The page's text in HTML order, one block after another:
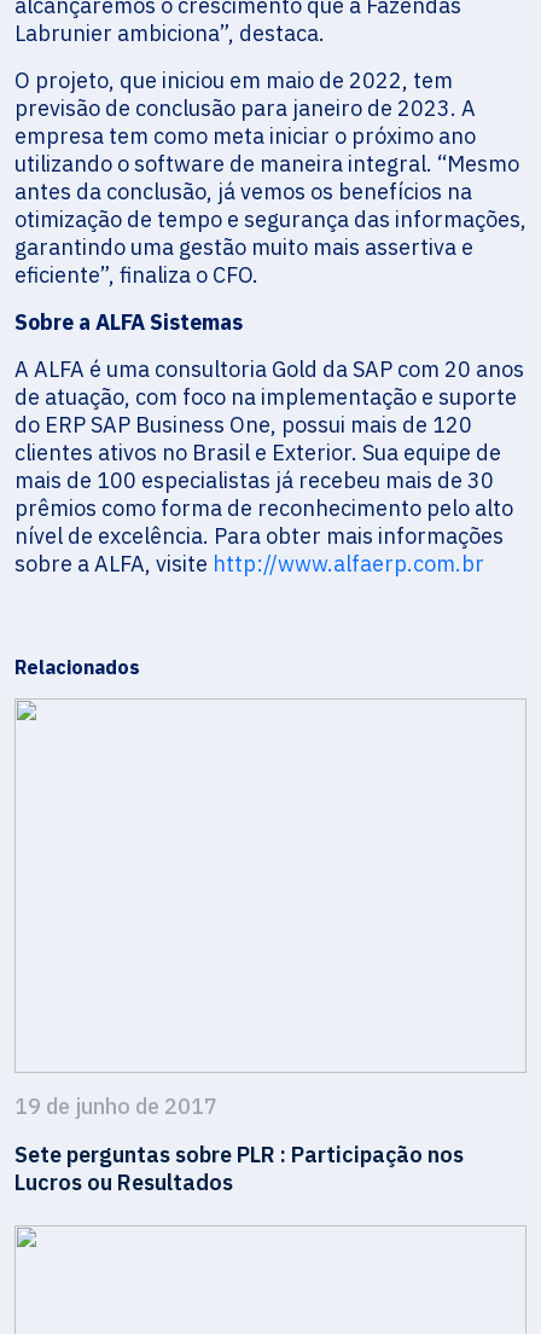
Labrunier ambiciona”, destaca.
O projeto, que iniciou em maio de 2022, tem
previsão de conclusão para janeiro de 2023. A
empresa tem como meta iniciar o próximo ano
utilizando o software de maneira integral. “Mesmo
antes da conclusão, já vemos os benefícios na
otimização de tempo e segurança das informações,
garantindo uma gestão muito mais assertiva e
eficiente”, finaliza o CFO.
Sobre a ALFA Sistemas
A ALFA é uma consultoria Gold da SAP com 20 anos
de atuação, com foco na implementação e suporte
do ERP SAP Business One, possui mais de 120
clientes ativos no Brasil e Exterior. Sua equipe de
mais de 100 especialistas já recebeu mais de 30
prêmios como forma de reconhecimento pelo alto
nível de excelência. Para obter mais informações
sobre a ALFA, visite http://www.alfaerp.com.br
Relacionados
19 de junho de 2017
Sete perguntas sobre PLR : Participação nos
Lucros ou Resultados